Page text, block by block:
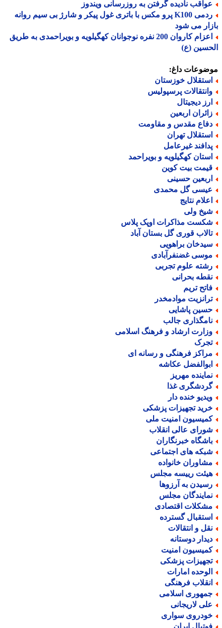
نادیده گرفتن به روزرسانی ویندوز
ردمی K100 پرو مکس با باتری غول پیکر و شارژ بی سیم روانه
می شود
اعزام کاروان 200 نفره نوجوانان کهگیلویه و بویراحمدی به طریق
(ع)
داغ:
خوزستان
پرسپولیس
دیجیتال
اربعین
مقدس و مقاومت
تهران
غیرعامل
کهگیلویه و بویراحمد
بیت کوین
حسینی
گل محمدی
نتایج
ولی
مذاکرات اوپک پلاس
قوری گل بستان آباد
براهویی
غضنفرآبادی
علوم تجربی
بحرانی
تریم
موادمخدر
پاشایی
جالب
ارشاد و فرهنگ اسلامی
فرهنگی و رسانه ای
عکاشه
مهریز
غذا
خنده دار
تجهیزات پزشکی
امنیت ملی
عالی انقلاب
خبرنگاران
های اجتماعی
خانواده
رییسه مجلس
به آرزوها
مجلس
اقتصادی
گسترده
و انتقالات
دوستانه
امنیت
پزشکی
امارات
فرهنگی
اسلامی
لاریجانی
سواری